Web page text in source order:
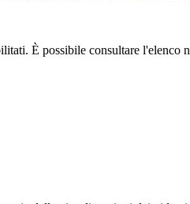
È possibile consultare l'elenco